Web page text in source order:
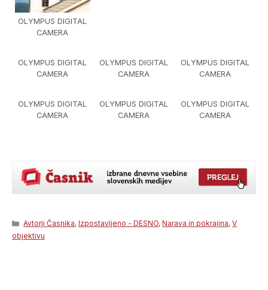
OLYMPUS DIGITAL
CAMERA
OLYMPUS DIGITAL
CAMERA
OLYMPUS DIGITAL
CAMERA
OLYMPUS DIGITAL
CAMERA
OLYMPUS DIGITAL
CAMERA
OLYMPUS DIGITAL
CAMERA
OLYMPUS DIGITAL
CAMERA
Categories
Avtorji Časnika,Izpostavljeno - DESNO,Narava in pokrajina,V
objektivu